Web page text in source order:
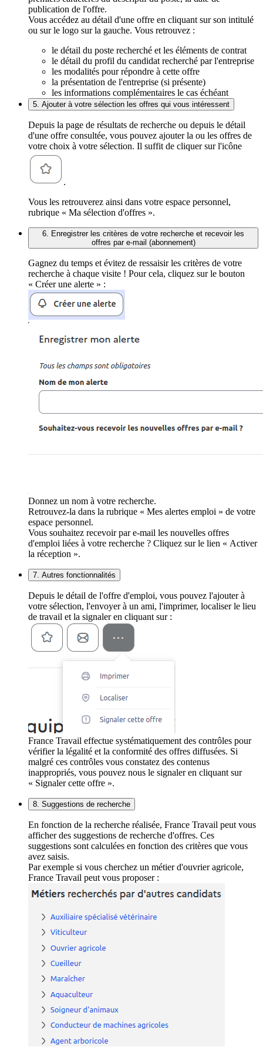
publication de l'offre.
Vous accédez au détail d'une offre en cliquant sur son intitulé
ou sur le logo sur la gauche. Vous retrouvez :
le détail du poste recherché et les éléments de contrat
le détail du profil du candidat recherché par l'entreprise
les modalités pour répondre à cette offre
la présentation de l'entreprise (si présente)
les informations complémentaires le cas échéant
5. Ajouter à votre sélection les offres qui vous intéressent
Depuis la page de résultats de recherche ou depuis le détail
d'une offre consultée, vous pouvez ajouter la ou les offres de
votre choix à votre sélection. Il suffit de cliquer sur l'icône
.
Vous les retrouverez ainsi dans votre espace personnel,
rubrique « Ma sélection d'offres ».
6. Enregistrer les critères de votre recherche et recevoir les
offres par e-mail (abonnement)
Gagnez du temps et évitez de ressaisir les critères de votre
recherche à chaque visite ! Pour cela, cliquez sur le bouton
« Créer une alerte » :
Donnez un nom à votre recherche.
Retrouvez-la dans la rubrique « Mes alertes emploi » de votre
espace personnel.
Vous souhaitez recevoir par e-mail les nouvelles offres
d'emploi liées à votre recherche ? Cliquez sur le lien « Activer
la réception ».
7. Autres fonctionnalités
Depuis le détail de l'offre d'emploi, vous pouvez l'ajouter à
votre sélection, l'envoyer à un ami, l'imprimer, localiser le lieu
de travail et la signaler en cliquant sur :
France Travail effectue systématiquement des contrôles pour
vérifier la légalité et la conformité des offres diffusées. Si
malgré ces contrôles vous constatez des contenus
inappropriés, vous pouvez nous le signaler en cliquant sur
« Signaler cette offre ».
8. Suggestions de recherche
En fonction de la recherche réalisée, France Travail peut vous
afficher des suggestions de recherche d'offres. Ces
suggestions sont calculées en fonction des critères que vous
avez saisis.
Par exemple si vous cherchez un métier d'ouvrier agricole,
France Travail peut vous proposer :